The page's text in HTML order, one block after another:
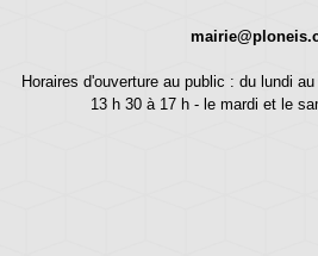
Horaires d'ouverture au public : du lundi
13 h 30 à 17 h - le mardi et le